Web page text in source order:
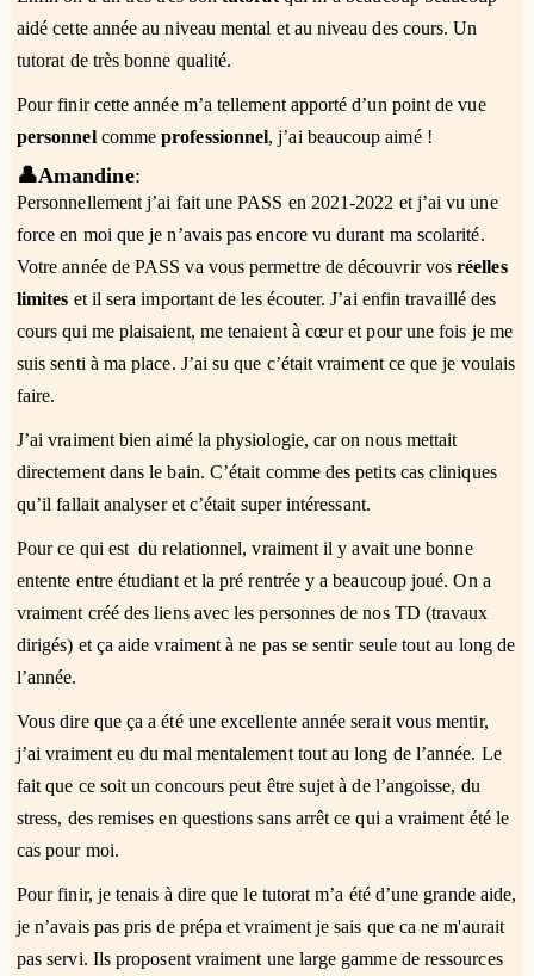
aidé cette année au niveau mental et au niveau des cours. Un
tutorat de très bonne qualité.
Pour finir cette année m’a tellement apporté d’un point de vue
personnel commeprofessionnel, j’ai beaucoup aimé !
👤Amandine:
Personnellement j’ai fait une PASS en 2021-2022 et j’ai vu une
force en moi que je n’avais pas encore vu durant ma scolarité.
Votre année de PASS va vous permettre de découvrir vosréelles
limites et il sera important de les écouter. J’ai enfin travaillé des
cours qui me plaisaient, me tenaient à cœur et pour une fois je me
suis senti à ma place. J’ai su que c’était vraiment ce que je voulais
faire.
J’ai vraiment bien aimé la physiologie, car on nous mettait
directement dans le bain. C’était comme des petits cas cliniques
qu’il fallait analyser et c’était super intéressant.
Pour ce qui est du relationnel, vraiment il y avait une bonne
entente entre étudiant et la pré rentrée y a beaucoup joué. On a
vraiment créé des liens avec les personnes de nos TD (travaux
dirigés) et ça aide vraiment à ne pas se sentir seule tout au long de
l’année.
Vous dire que ça a été une excellente année serait vous mentir,
j’ai vraiment eu du mal mentalement tout au long de l’année. Le
fait que ce soit un concours peut être sujet à de l’angoisse, du
stress, des remises en questions sans arrêt ce qui a vraiment été le
cas pour moi.
Pour finir, je tenais à dire que le tutorat m’a été d’une grande aide,
je n’avais pas pris de prépa et vraiment je sais que ca ne m'aurait
pas servi. Ils proposent vraiment une large gamme de ressources